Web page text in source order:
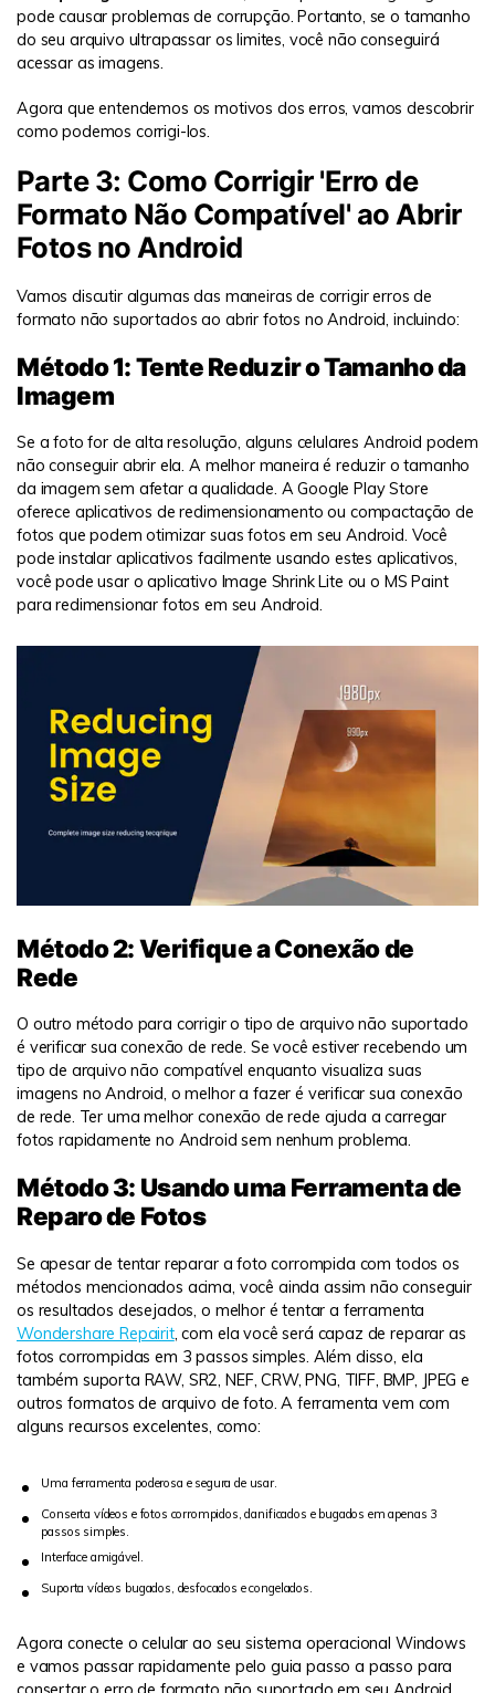
pode causar problemas de corrupção. Portanto, se o tamanho
do seu arquivo ultrapassar os limites, você não conseguirá
acessar as imagens.
Agora que entendemos os motivos dos erros, vamos descobrir
como podemos corrigi-los.
Parte 3: Como Corrigir 'Erro de
Formato Não Compatível' ao Abrir
Fotos no Android
Vamos discutir algumas das maneiras de corrigir erros de
formato não suportados ao abrir fotos no Android, incluindo:
Método 1: Tente Reduzir o Tamanho da
Imagem
Se a foto for de alta resolução, alguns celulares Android podem
não conseguir abrir ela. A melhor maneira é reduzir o tamanho
da imagem sem afetar a qualidade. A Google Play Store
oferece aplicativos de redimensionamento ou compactação de
fotos que podem otimizar suas fotos em seu Android. Você
pode instalar aplicativos facilmente usando estes aplicativos,
você pode usar o aplicativo Image Shrink Lite ou o MS Paint
para redimensionar fotos em seu Android.
Método 2: Verifique a Conexão de
Rede
O outro método para corrigir o tipo de arquivo não suportado
é verificar sua conexão de rede. Se você estiver recebendo um
tipo de arquivo não compatível enquanto visualiza suas
imagens no Android, o melhor a fazer é verificar sua conexão
de rede. Ter uma melhor conexão de rede ajuda a carregar
fotos rapidamente no Android sem nenhum problema.
Método 3: Usando uma Ferramenta de
Reparo de Fotos
Se apesar de tentar reparar a foto corrompida com todos os
métodos mencionados acima, você ainda assim não conseguir
os resultados desejados, o melhor é tentar a ferramenta
Wondershare Repairit, com ela você será capaz de reparar as
fotos corrompidas em 3 passos simples. Além disso, ela
também suporta RAW, SR2, NEF, CRW, PNG, TIFF, BMP, JPEG e
outros formatos de arquivo de foto. A ferramenta vem com
alguns recursos excelentes, como:
Uma ferramenta poderosa e segura de usar.
Conserta vídeos e fotos corrompidos, danificados e bugados em apenas 3
passos simples.
Interface amigável.
Suporta vídeos bugados, desfocados e congelados.
Agora conecte o celular ao seu sistema operacional Windows
e vamos passar rapidamente pelo guia passo a passo para